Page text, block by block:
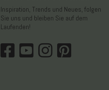
Inspiration, Trends und Neues, folgen
Sie uns und bleiben Sie auf dem
Laufenden!